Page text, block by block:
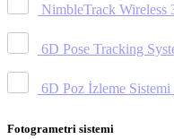
NimbleTrack Wireless
6D Pose Tracking
6D Poz İzleme Sistemi
Fotogrametri sistemi